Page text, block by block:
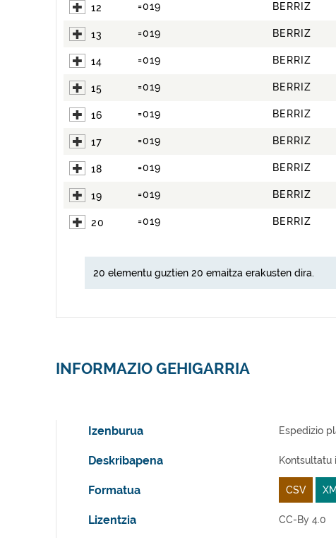
12 =019 BERRIZ
13 =019 BERRIZ
14 =019 BERRIZ
15 =019 BERRIZ
16 =019 BERRIZ
17 =019 BERRIZ
18 =019 BERRIZ
19 =019 BERRIZ
20 =019 BERRIZ
20 elementu guztien 20 emaitza erakusten dira.
INFORMAZIO GEHIGARRIA
Izenburua Espedizio
Deskribapena Kontsultatu
Formatua CSV
Lizentzia CC-By 4.0